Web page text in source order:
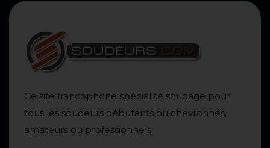
Ce site francophone spécialisé soudage pour
tous les soudeurs débutants ou chevronnés,
amateurs ou professionnels.